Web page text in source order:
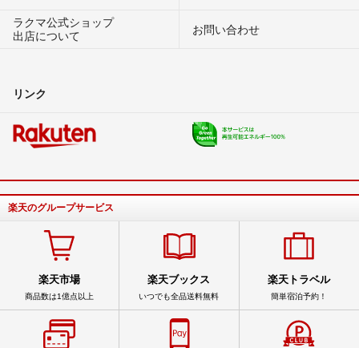
ラクマ公式ショップ
出店について
お問い合わせ
リンク
楽天のグループサービス
楽天市場
商品数は1億点以上
楽天ブックス
いつでも全品送料無料
楽天トラベル
簡単宿泊予約！